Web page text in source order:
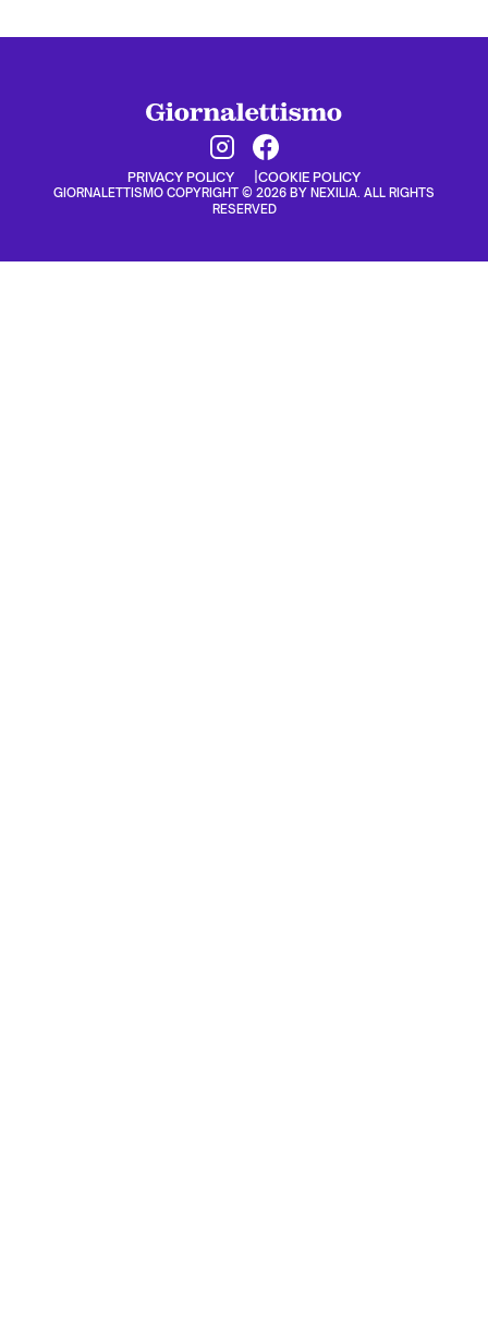
PRIVACY POLICY COOKIE POLICY
GIORNALETTISMO COPYRIGHT © 2026 BY NEXILIA. ALL RIGHTS
RESERVED